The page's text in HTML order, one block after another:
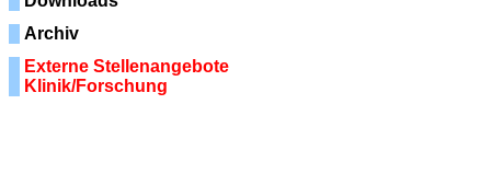
Archiv
Externe Stellenangebote
Klinik/Forschung